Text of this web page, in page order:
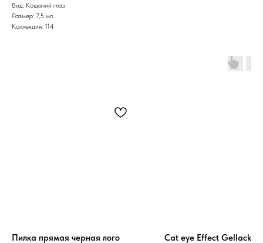
Вид: Кошачий глаз
Размер: 7,5 мл.
Коллекция: 114
Пилка прямая черная лого Cat eye Effect Gellack